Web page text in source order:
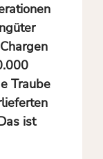
Traube
ist